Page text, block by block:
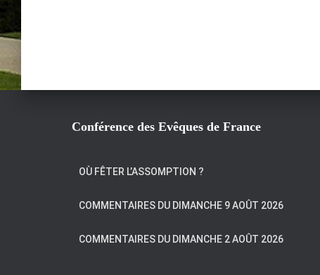
Conférence des Evêques de France
OÙ FÊTER L’ASSOMPTION ?
COMMENTAIRES DU DIMANCHE 9 AOÛT 2026
COMMENTAIRES DU DIMANCHE 2 AOÛT 2026